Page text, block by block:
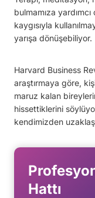
bulmamıza
kaygısıyla
yarışa dönüşebiliyor.
Harvard Business
araştırmaya göre,
maruz kalan
hissettiklerini
kendimizden
Hattı